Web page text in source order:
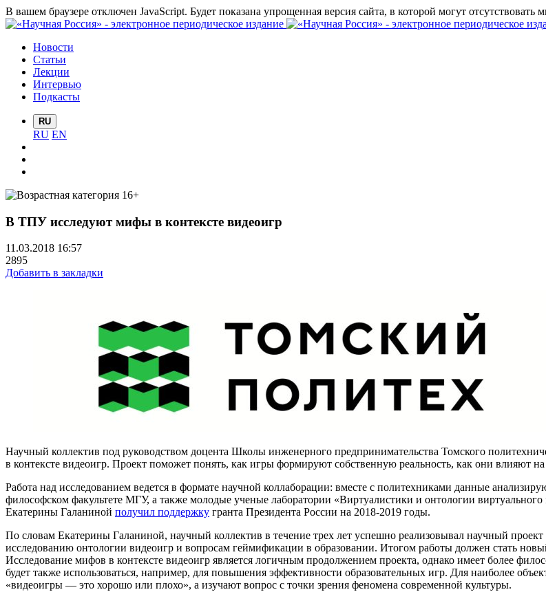
В вашем браузере отключен JavaScript. Будет показана упрощенная версия сайта, в которой могут отсутствовать
Новости
Статьи
Лекции
Интервью
Подкасты
RU
RU EN
В ТПУ исследуют мифы в контексте видеоигр
11.03.2018 16:57
2895
Добавить в закладки
Научный коллектив под руководством доцента Школы инженерного предпринимательства Томского
в контексте видеоигр. Проект поможет понять, как игры формируют собственную реальность, как они влияют
Работа над исследованием ведется в формате научной коллаборации: вместе с политехниками данные
философском факультете МГУ, а также молодые ученые лаборатории «Виртуалистики и онтологии виртуального
Екатерины Галаниной получил поддержку гранта Президента России на 2018-2019 годы.
По словам Екатерины Галаниной, научный коллектив в течение трех лет успешно реализовывал научный
исследованию онтологии видеоигр и вопросам геймификации в образовании. Итогом работы должен стать
Исследование мифов в контексте видеоигр является логичным продолжением проекта, однако имеет более
будет также использоваться, например, для повышения эффективности образовательных игр. Для наиболее
«видеоигры — это хорошо или плохо», а изучают вопрос с точки зрения феномена современной культуры.